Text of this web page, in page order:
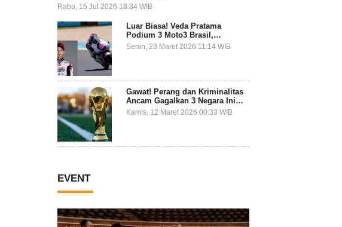
Rabu, 15 Jul 2026 18:34 WIB
Luar Biasa! Veda Pratama
Podium 3 Moto3 Brasil,
Pembalap Indonesia Pertama
Juara Grand Prix
Senin, 23 Maret 2026 11:14 WIB
Gawat! Perang dan Kriminalitas
Ancam Gagalkan 3 Negara Ini
Ikut Piala Dunia 2026
Kamis, 12 Maret 2026 00:33 WIB
EVENT